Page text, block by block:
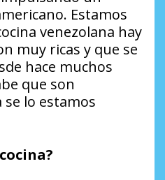
Estamos
venezolana hay
muy ricas y que se
hace muchos
que son
se lo estamos